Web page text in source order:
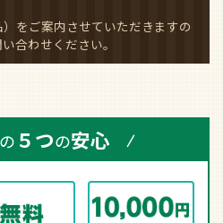
５つ 安心